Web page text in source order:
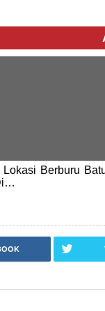
Lokasi Berburu